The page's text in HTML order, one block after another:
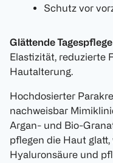
Schutz vor
Glättende Tagespflege
Elastizität, reduzierte
Hautalterung.
Hochdosierter
nachweisbar
Argan- und Bio-
pflegen die Haut
Hyaluronsäure und